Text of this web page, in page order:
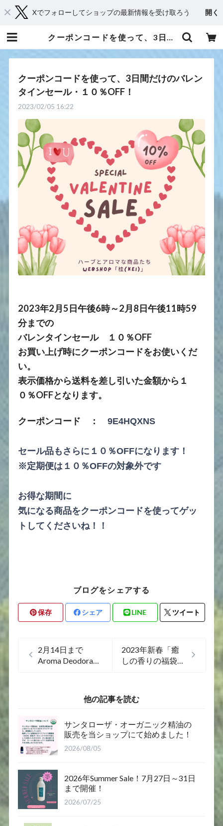
Xでフォローしてショップの最新情報を受け取ろう 開く
クーポンコードを使って、3日間だけのバレンタインセール・１０％OFF！ | 京都からメディカルアロマとハーブであなたに癒しと笑顔をお届け・Shop 桂（kei）
クーポンコードを使って、3日間だけのバレン
タインセール・１０％OFF！
2023/02/05 16:22
2023年2月5日午後6時～2月8日午後11時59
分までの
バレンタインセール １０％OFF
お買い上げ時にクーポンコードをお使いくだ
い。
表示価格から送料を差し引いた金額から１
０％OFFとなります。
クーポンコード ：9E4HQXNS
セール品もさらに１０％OFFになります！
※定期便は１０％OFFの対象外です
お得な期間に
気になる商品をクーポンコードを使ってゲッ
トしてくださいね！！
ブログをシェアする
保存 シェア LINE ツイート
2月14日まで
Aroma Deodorant
2023年新春「癒
しの香りの福袋」
他の記事を読む
サンタローザ・オーガニック精油の
販売を当ショップにて始めました！
2026/08/05
2026年Summer Sale！7月27日～31日
まで開催！
2026/07/25